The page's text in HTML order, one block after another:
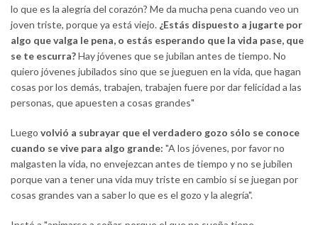
lo que es la alegría del corazón? Me da mucha pena cuando veo un
joven triste, porque ya está viejo. ¿Estás dispuesto a jugarte por
algo que valga le pena, o estás esperando que la vida pase, que
se te escurra?Hay jóvenes que se jubilan antes de tiempo. No
quiero jóvenes jubilados sino que se jueguen en la vida, que hagan
cosas por los demás, trabajen, trabajen fuere por dar felicidad a las
personas, que apuesten a cosas grandes"
Luego volvió a subrayar que el verdadero gozo sólo se conoce
cuando se vive para algo grande: "A los jóvenes, por favor no
malgasten la vida, no envejezcan antes de tiempo y no se jubilen
porque van a tener una vida muy triste en cambio si se juegan por
cosas grandes van a saber lo que es el gozo y la alegría".